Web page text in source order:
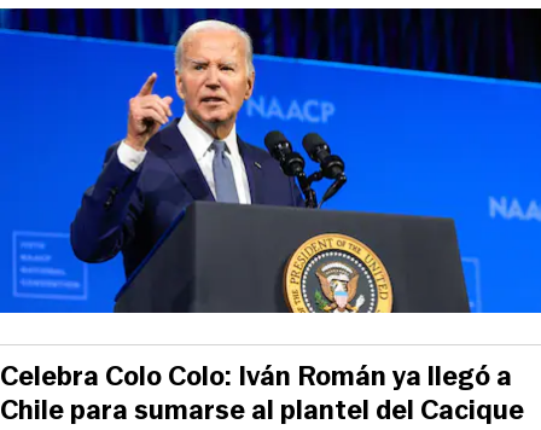
Celebra Colo Colo: Iván Román ya llegó a
Chile para sumarse al plantel del Cacique